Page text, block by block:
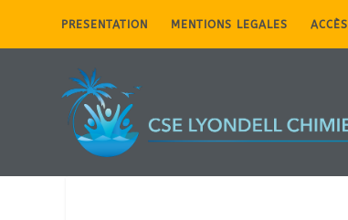
PRESENTATION MENTIONS LEGALES